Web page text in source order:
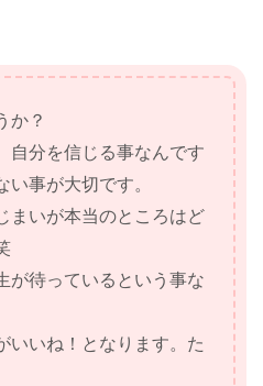
か？
自分を信じる事なんです
い事が大切です。
まいが本当のところはど
が待っているという事な
いいね！となります。た